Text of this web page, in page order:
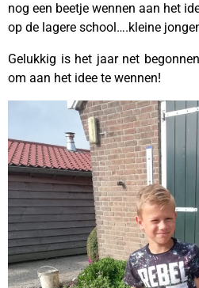
nog een beetje wennen aan het
op de lagere school….kleine
Gelukkig is het jaar net
om aan het idee te wennen!